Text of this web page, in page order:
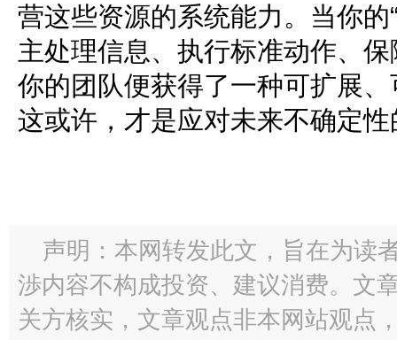
营这些资源的系统能力。当你的
主处理信息、执行标准动作、
你的团队便获得了一种可扩展、
这或许，才是应对未来不确定
声明：本网转发此文，旨在为读
渉内容不构成投资、建议消费。文
关方核实，文章观点非本网站观点